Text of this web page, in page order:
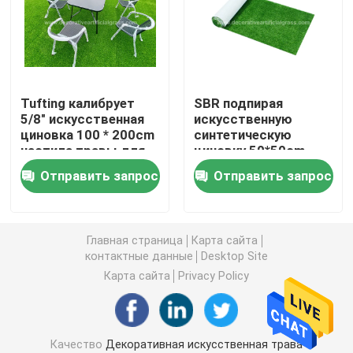
Искусственная дерновина травы
Лепестки искусственных цветов
Шарик искусственного цветка
Искусственные заводы украшения
Декоративные орнаменты
Искусственная циновка мха
Tufting калибрует
5/8" искусственная
циновка 100 * 200cm
настила травы для
террасы балкона
Отправить запрос
SBR подпирая
искусственную
синтетическую
циновку 50*50cm
травы 50mm с
отверстиями
дренажа
Отправить запрос
Главная страница
Карта сайта
контактные данные
Desktop Site
Карта сайта
Privacy Policy
Качество Декоративная искусственная трава